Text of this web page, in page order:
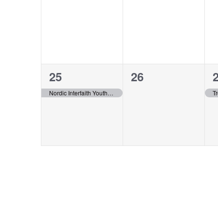
1
evenemang,
25
Nordic Interfaith Youth Summit
0
26
1